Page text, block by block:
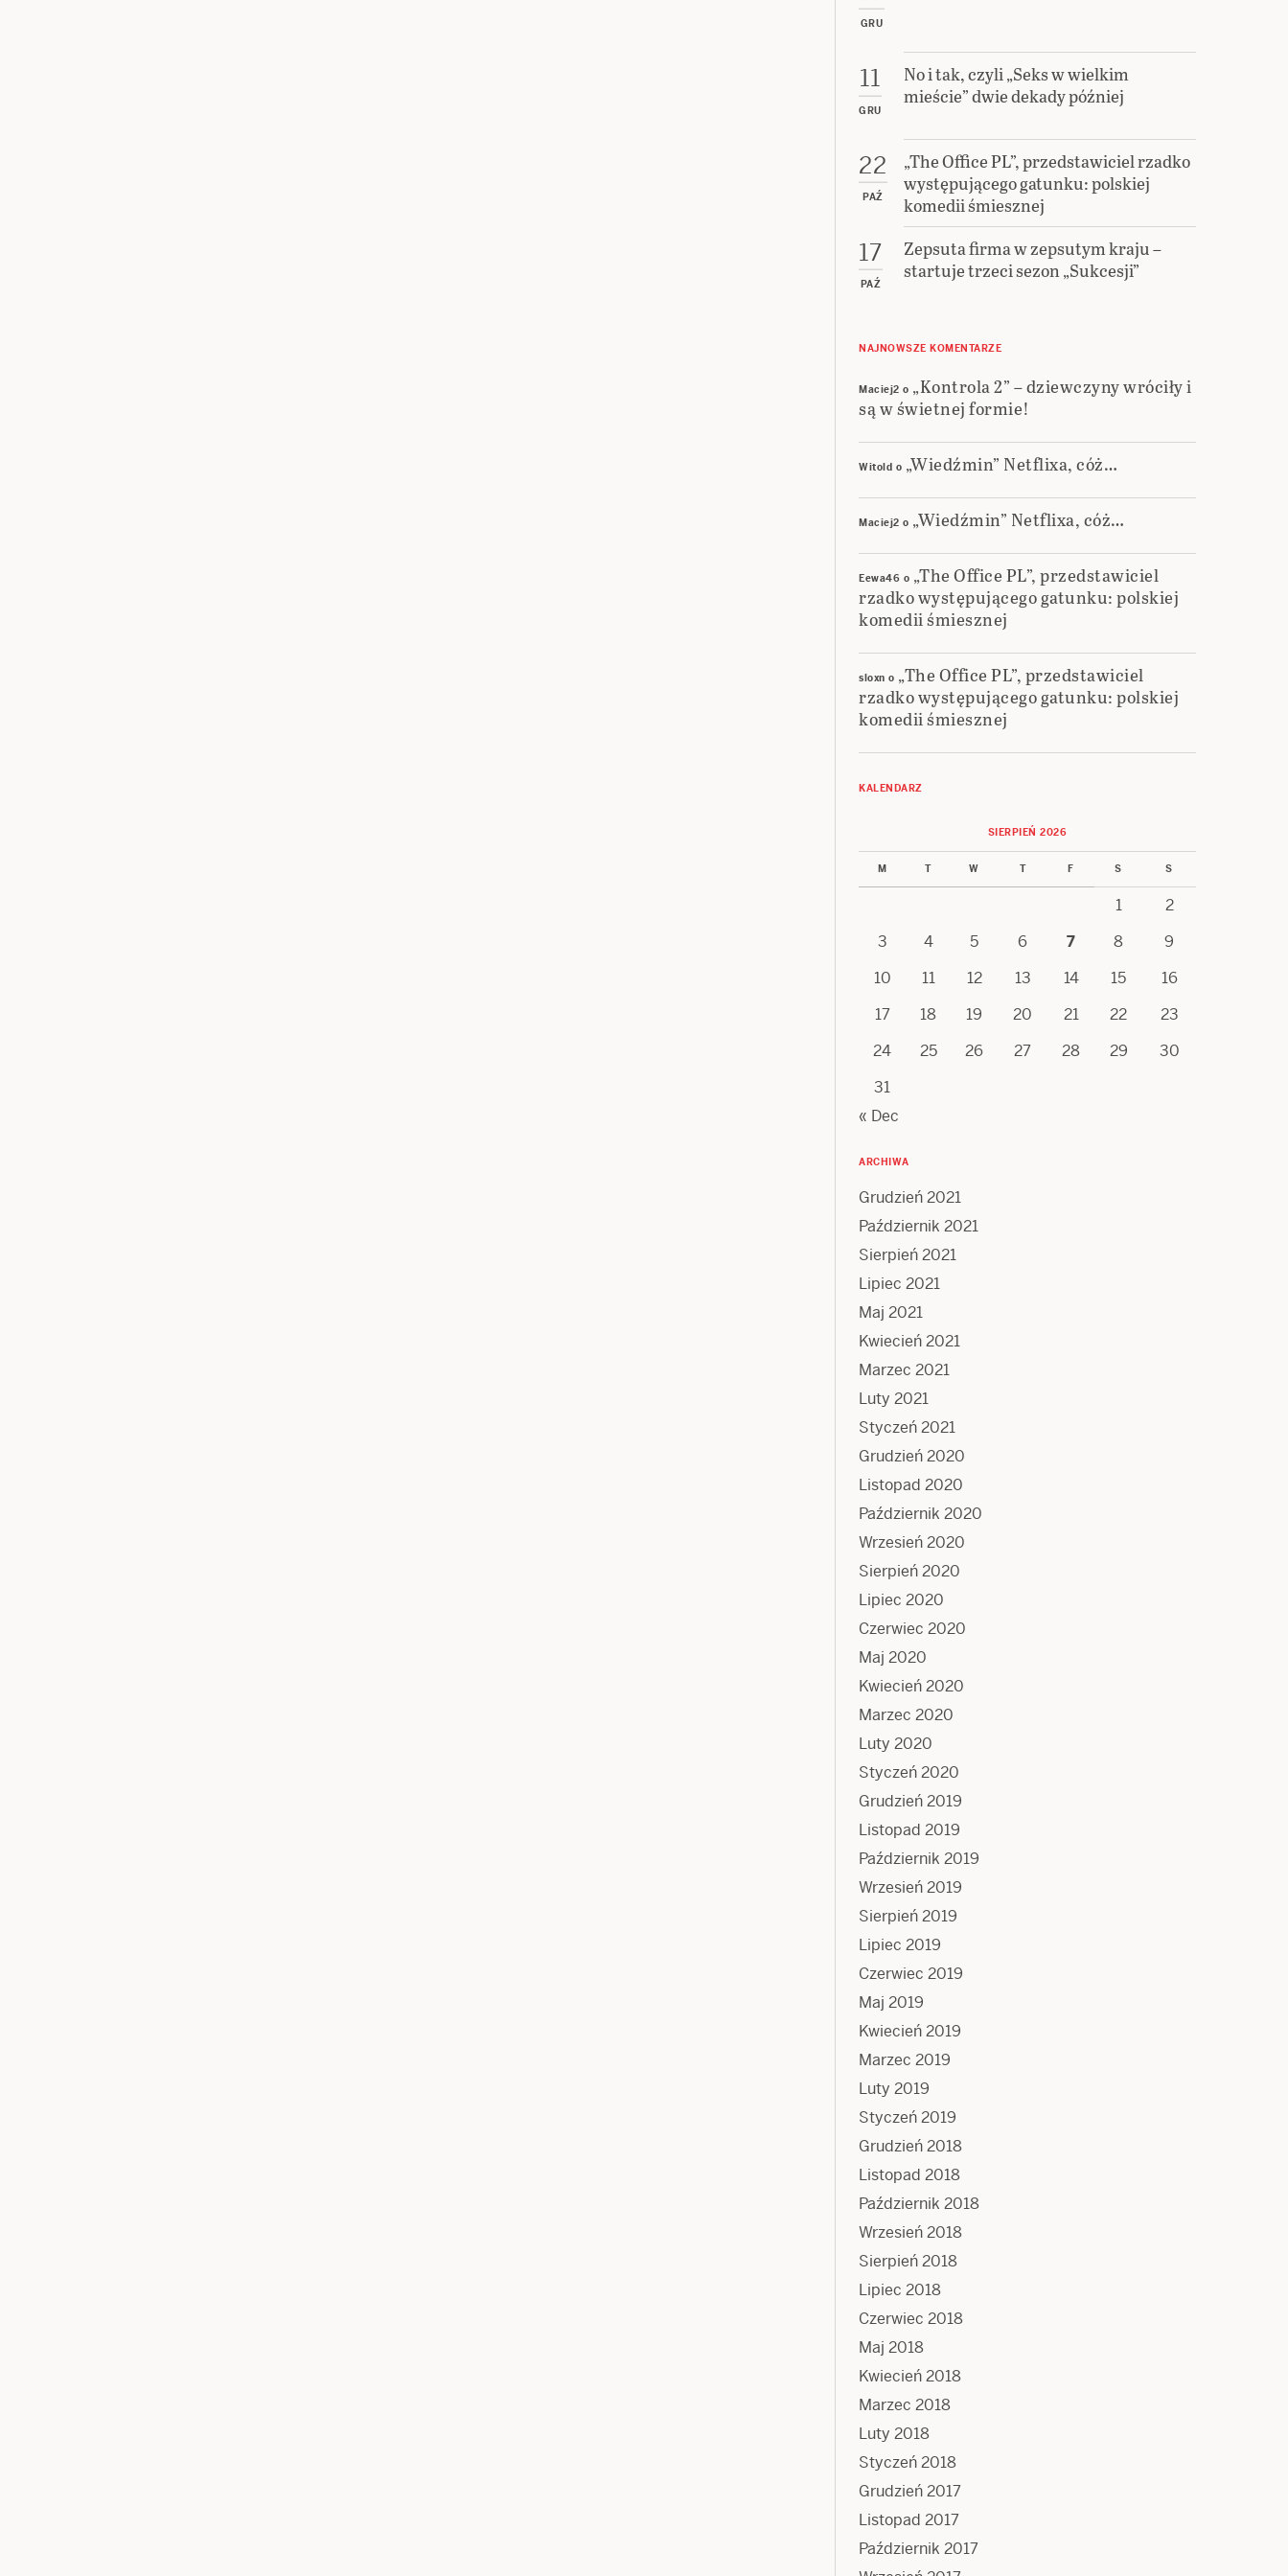
GRU
11
GRU
No i tak, czyli „Seks w wielkim
mieście” dwie dekady później
22
PAŹ
„The Office PL”, przedstawiciel rzadko
występującego gatunku: polskiej
komedii śmiesznej
17
PAŹ
Zepsuta firma w zepsutym kraju –
startuje trzeci sezon „Sukcesji”
NAJNOWSZE KOMENTARZE
Maciej2 o „Kontrola 2” – dziewczyny wróciły i
są w świetnej formie!
Witold o „Wiedźmin” Netflixa, cóż…
Maciej2 o „Wiedźmin” Netflixa, cóż…
Eewa46 o „The Office PL”, przedstawiciel
rzadko występującego gatunku: polskiej
komedii śmiesznej
sloxn o „The Office PL”, przedstawiciel
rzadko występującego gatunku: polskiej
komedii śmiesznej
KALENDARZ
SIERPIEŃ 2026
M T W T F S S
1
2
3
4 5 6 7 8
9
10
11 12 13 14 15
16
17
18 19 20 21 22
23
24
25 26 27 28 29
30
31
« Dec
ARCHIWA
Grudzień 2021
Październik 2021
Sierpień 2021
Lipiec 2021
Maj 2021
Kwiecień 2021
Marzec 2021
Luty 2021
Styczeń 2021
Grudzień 2020
Listopad 2020
Październik 2020
Wrzesień 2020
Sierpień 2020
Lipiec 2020
Czerwiec 2020
Maj 2020
Kwiecień 2020
Marzec 2020
Luty 2020
Styczeń 2020
Grudzień 2019
Listopad 2019
Październik 2019
Wrzesień 2019
Sierpień 2019
Lipiec 2019
Czerwiec 2019
Maj 2019
Kwiecień 2019
Marzec 2019
Luty 2019
Styczeń 2019
Grudzień 2018
Listopad 2018
Październik 2018
Wrzesień 2018
Sierpień 2018
Lipiec 2018
Czerwiec 2018
Maj 2018
Kwiecień 2018
Marzec 2018
Luty 2018
Styczeń 2018
Grudzień 2017
Listopad 2017
Październik 2017